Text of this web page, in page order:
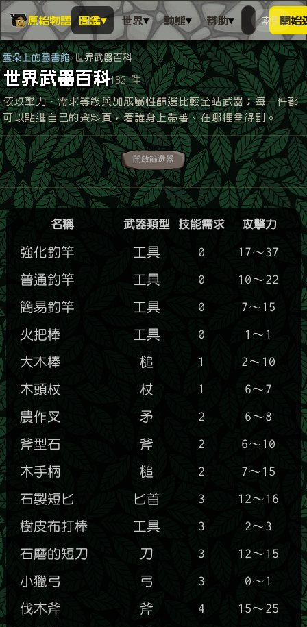
原始物語 圖鑑▾ 世界▾ 動態▾ 幫助▾
搜尋萬物
搜人物、
索引開始
雲朵上的圖書館 世界武器百科
世界武器百科182 件
依攻擊力、需求等級與加成屬性篩選比較全站武器；每一件都
可以點進自己的資料頁，看誰身上帶著、在哪裡拿得到。
開啟篩選器
名稱 武器類型 技能需求 攻擊力
強化釣竿 工具 0
17～37
普通釣竿
工具 0
10～22
簡易釣竿
工具 0
7～15
火把棒
工具 0
1～1
大木棒
槌 1
2～10
木頭杖
杖 1
6～7
農作叉
矛 2
6～8
斧型石
斧 2
6～10
木手柄
槌 2
7～15
石製短匕
匕首 3
12～16
樹皮布打棒
工具 3
2～3
石磨的短刀
刀 3
12～15
小獵弓
弓 3
0～1
伐木斧
斧 4
15～25